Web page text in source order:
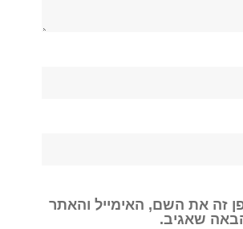
זה את השם, האימייל והאתר
שאגיב.